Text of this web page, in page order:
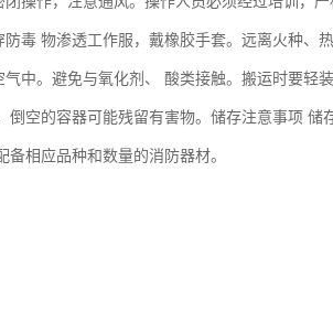
毒 物渗透工作服，戴橡胶手套。远离火种、
气中。避免与氧化剂、 酸类接触。搬运时要轻
倒空的容器可能残留有害物。储存注意事项
备相应品种和数量的消防器材。